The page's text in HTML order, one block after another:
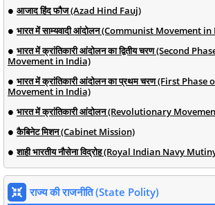
आजाद हिंद फौज (Azad Hind Fauj)
भारत में साम्यवादी आंदोलन (Communist Movement
भारत में क्रांतिकारी आंदोलन का द्वितीय चरण (Second
Movement in India)
भारत में क्रांतिकारी आंदोलन का प्रथम चरण (First
Movement in India)
भारत में क्रांतिकारी आंदोलन (Revolutionary
कैबिनेट मिशन (Cabinet Mission)
शाही भारतीय नौसेना विद्रोह (Royal Indian Navy
राज्य की राजनीति (State Polity)